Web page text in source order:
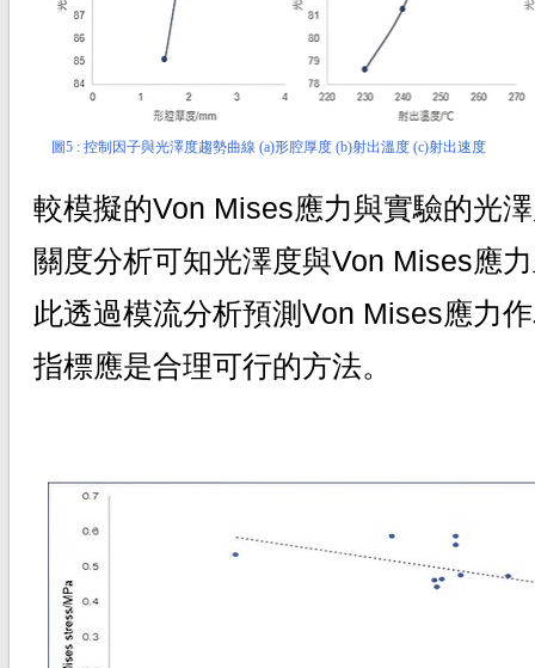
圖5 : 控制因子與光澤度趨勢曲線 (a)形腔厚度 (b)射出溫度 (c)射出速度
較模擬的Von Mises應力與實驗的光
關度分析可知光澤度與Von Mises應
此透過模流分析預測Von Mises應力
指標應是合理可行的方法。